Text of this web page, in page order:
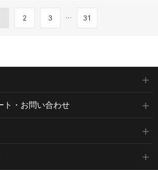
2 3 ... 31
ト・お問い合わせ